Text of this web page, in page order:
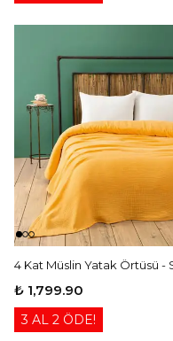
4 Kat Müslin Yatak Örtüsü -
₺ 1,799.90
3 AL 2 ÖDE!